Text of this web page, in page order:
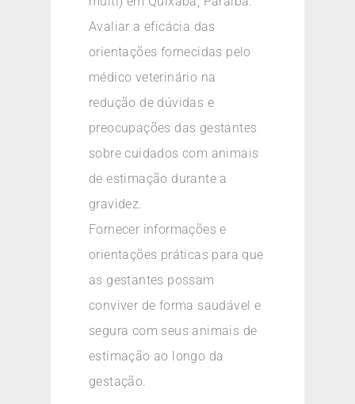
Avaliar a eficácia das
orientações fornecidas pelo
médico veterinário na
redução de dúvidas e
preocupações das gestantes
sobre cuidados com animais
de estimação durante a
gravidez.
Fornecer informações e
orientações práticas para que
as gestantes possam
conviver de forma saudável e
segura com seus animais de
estimação ao longo da
gestação.